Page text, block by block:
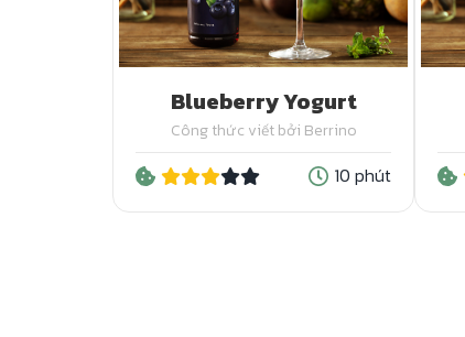
Blueberry Yogurt
Công thức viết bởi Berrino
10 phút